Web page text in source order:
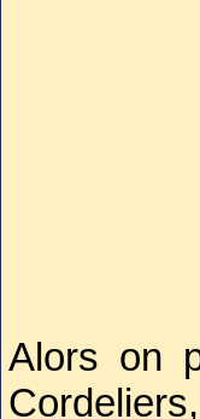
La
la faveur
pieds
pour
des
avait
Alors on